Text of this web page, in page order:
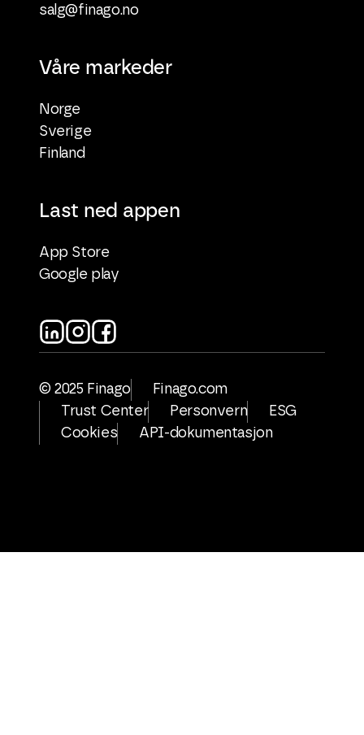
salg@finago.no
Våre markeder
Norge
Sverige
Finland
Last ned appen
App Store
Google play
© 2025 Finago
Finago.com
Trust Center
Personvern
ESG
Cookies
API-dokumentasjon